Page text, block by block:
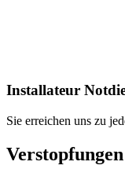
Installateur
Sie erreichen uns zu
Verstopfungen